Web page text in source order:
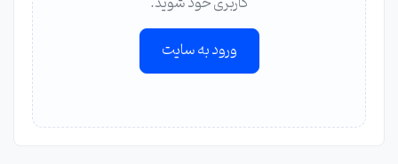
ورود به سایت